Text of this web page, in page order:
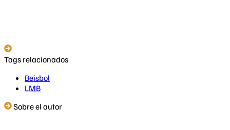
Tags relacionados
Beisbol
LMB
Sobre el autor